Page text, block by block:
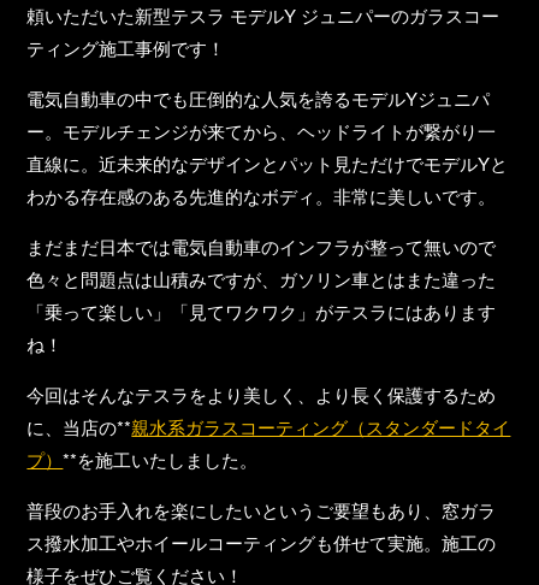
頼いただいた新型テスラ モデルY ジュニパーのガラスコー
ティング施工事例です！
電気自動車の中でも圧倒的な人気を誇るモデルYジュニパ
ー。モデルチェンジが来てから、ヘッドライトが繋がり一
直線に。近未来的なデザインとパット見ただけでモデルYと
わかる存在感のある先進的なボディ。非常に美しいです。
まだまだ日本では電気自動車のインフラが整って無いので
色々と問題点は山積みですが、ガソリン車とはまた違った
「乗って楽しい」「見てワクワク」がテスラにはあります
ね！
今回はそんなテスラをより美しく、より長く保護するため
に、当店の**親水系ガラスコーティング（スタンダードタイ
プ）**を施工いたしました。
普段のお手入れを楽にしたいというご要望もあり、窓ガラ
ス撥水加工やホイールコーティングも併せて実施。施工の
様子をぜひご覧ください！